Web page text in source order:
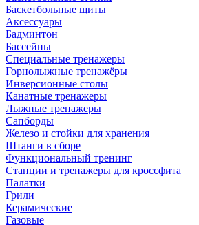
Баскетбольные щиты
Аксессуары
Бадминтон
Бассейны
Специальные тренажеры
Горнолыжные тренажёры
Инверсионные столы
Канатные тренажеры
Лыжные тренажеры
Сапборды
Железо и стойки для хранения
Штанги в сборе
Функциональный тренинг
Станции и тренажеры для кроссфита
Палатки
Грили
Керамические
Газовые